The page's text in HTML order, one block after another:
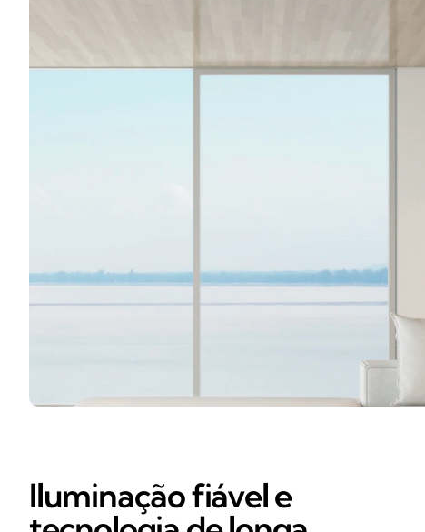
Iluminação fiável e